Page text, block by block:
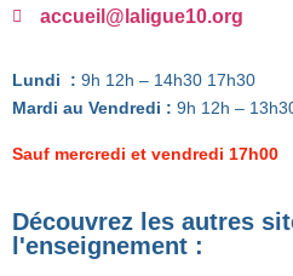
accueil@laligue10.org
Lundi : 9h 12h – 14h30 17h30
Mardi au Vendredi : 9h 12h –
Sauf mercredi et vendredi 17h00
Découvrez les autres
l'enseignement :